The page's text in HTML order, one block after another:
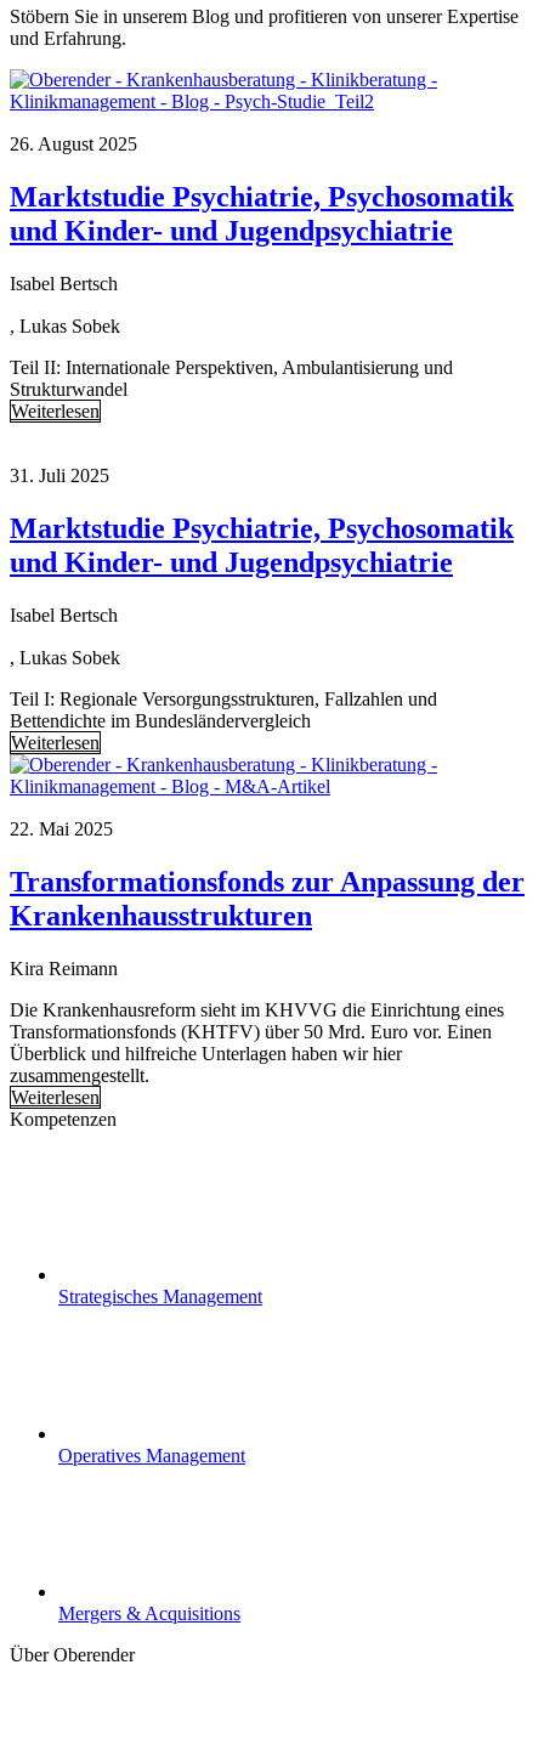
Stöbern Sie in unserem Blog und profitieren von unserer Expertise
und Erfahrung.
26. August 2025
Marktstudie Psychiatrie, Psychosomatik
und Kinder- und Jugendpsychiatrie
Isabel Bertsch
, Lukas Sobek
Teil II: Internationale Perspektiven, Ambulantisierung und
Strukturwandel
Weiterlesen
31. Juli 2025
Marktstudie Psychiatrie, Psychosomatik
und Kinder- und Jugendpsychiatrie
Isabel Bertsch
, Lukas Sobek
Teil I: Regionale Versorgungsstrukturen, Fallzahlen und
Bettendichte im Bundesländervergleich
Weiterlesen
22. Mai 2025
Transformationsfonds zur Anpassung der
Krankenhausstrukturen
Kira Reimann
Die Krankenhausreform sieht im KHVVG die Einrichtung eines
Transformationsfonds (KHTFV) über 50 Mrd. Euro vor. Einen
Überblick und hilfreiche Unterlagen haben wir hier
zusammengestellt.
Weiterlesen
Kompetenzen
Strategisches Management
Operatives Management
Mergers & Acquisitions
Über Oberender